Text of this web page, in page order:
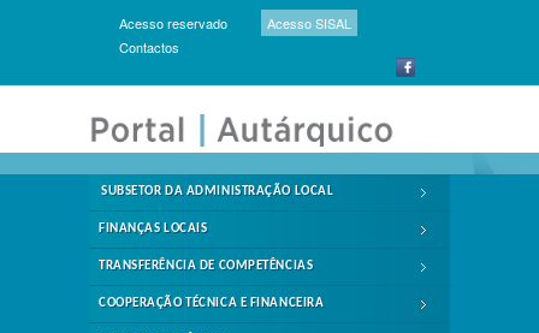
Acesso reservado
Acesso SISAL
Contactos
SUBSETOR DA ADMINISTRAÇÃO LOCAL
FINANÇAS LOCAIS
TRANSFERÊNCIA DE COMPETÊNCIAS
COOPERAÇÃO TÉCNICA E FINANCEIRA